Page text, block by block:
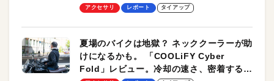
ーも
アクセサリ レポート タイアップ
夏場のバイクは地獄？ ネッククーラーが助
けになるかも。 「COOLiFY Cyber
Fold」レビュー。冷却の速さ、密着する冷